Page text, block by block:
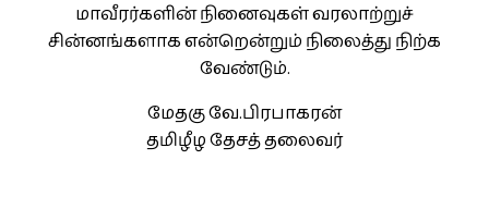
மாவீரர்களின் நினைவுகள் வரலாற்றுச்
சின்னங்களாக என்றென்றும் நிலைத்து நிற்க
வேண்டும்.
மேதகு வே.பிரபாகரன்
தமிழீழ தேசத் தலைவர்